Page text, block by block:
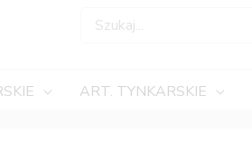
ART. TYNKARSKIE